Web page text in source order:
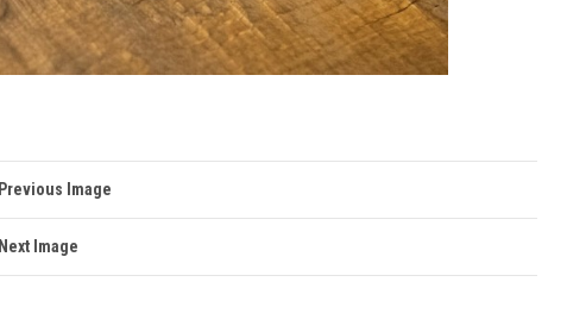
Previous Image
Next Image